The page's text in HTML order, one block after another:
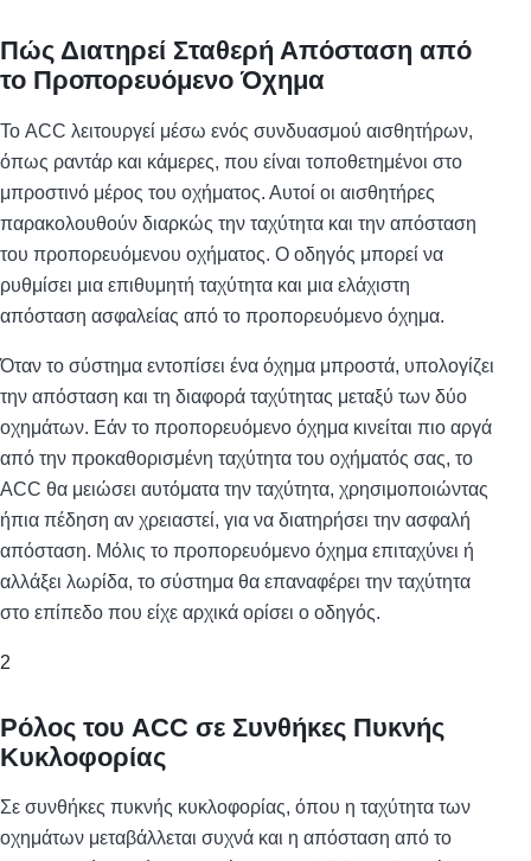
Πώς Διατηρεί Σταθερή Απόσταση από
το Προπορευόμενο Όχημα
Το ACC λειτουργεί μέσω ενός συνδυασμού αισθητήρων,
όπως ραντάρ και κάμερες, που είναι τοποθετημένοι στο
μπροστινό μέρος του οχήματος. Αυτοί οι αισθητήρες
παρακολουθούν διαρκώς την ταχύτητα και την απόσταση
του προπορευόμενου οχήματος. Ο οδηγός μπορεί να
ρυθμίσει μια επιθυμητή ταχύτητα και μια ελάχιστη
απόσταση ασφαλείας από το προπορευόμενο όχημα.
Όταν το σύστημα εντοπίσει ένα όχημα μπροστά, υπολογίζει
την απόσταση και τη διαφορά ταχύτητας μεταξύ των δύο
οχημάτων. Εάν το προπορευόμενο όχημα κινείται πιο αργά
από την προκαθορισμένη ταχύτητα του οχήματός σας, το
ACC θα μειώσει αυτόματα την ταχύτητα, χρησιμοποιώντας
ήπια πέδηση αν χρειαστεί, για να διατηρήσει την ασφαλή
απόσταση. Μόλις το προπορευόμενο όχημα επιταχύνει ή
αλλάξει λωρίδα, το σύστημα θα επαναφέρει την ταχύτητα
στο επίπεδο που είχε αρχικά ορίσει ο οδηγός.
2
Ρόλος του ACC σε Συνθήκες Πυκνής
Κυκλοφορίας
Σε συνθήκες πυκνής κυκλοφορίας, όπου η ταχύτητα των
οχημάτων μεταβάλλεται συχνά και η απόσταση από το